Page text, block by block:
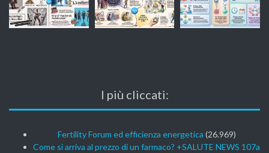
I più cliccati:
Fertility Forum ed efficienza energetica (26.969)
Come si arriva al prezzo di un farmaco? +SALUTE NEWS 107a